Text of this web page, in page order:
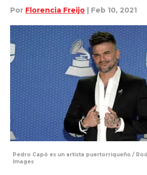
Por Florencia Freijo | Feb 10, 2021
Pedro Capó es un artista puertorriqueño /
Images